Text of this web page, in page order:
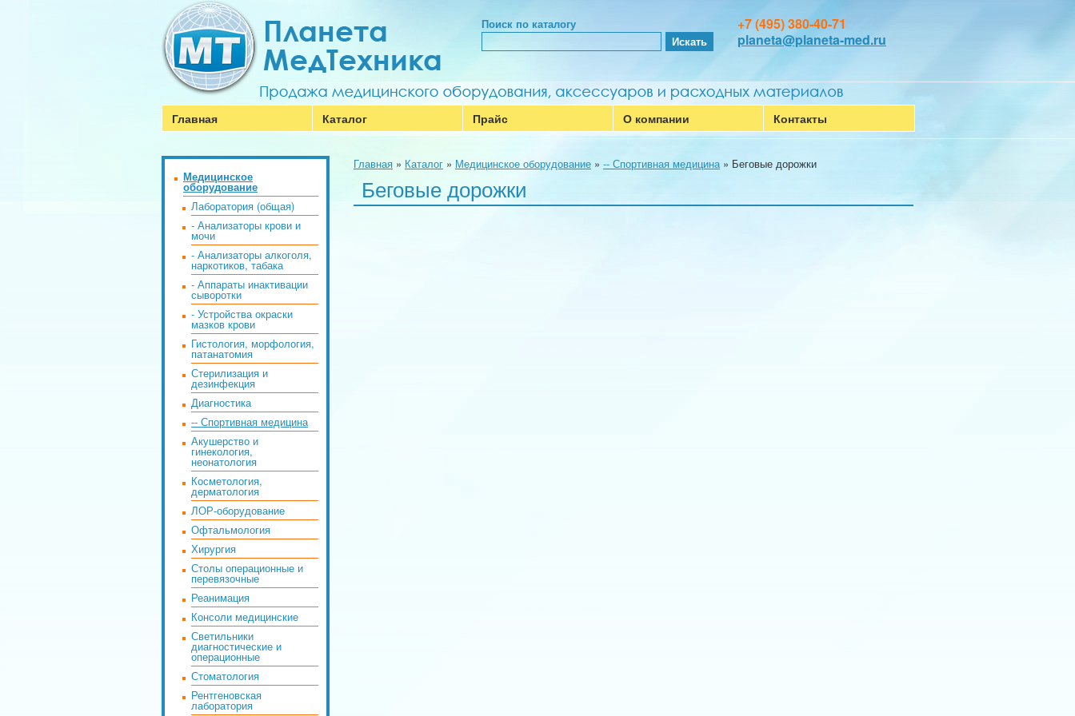
Поиск по каталогу
+7 (495) 380-40-71
planeta@planeta-med.ru
Главная Каталог Прайс О компании Контакты
Главная » Каталог » Медицинское оборудование » -- Спортивная медицина» Беговые дорожки
Беговые дорожки
Медицинское
оборудование
Лаборатория (общая)
- Анализаторы крови и
мочи
- Анализаторы алкоголя,
наркотиков, табака
- Аппараты инактивации
сыворотки
- Устройства окраски
мазков крови
Гистология, морфология,
патанатомия
Стерилизация и
дезинфекция
Диагностика
-- Спортивная медицина
Акушерство и
гинекология,
неонатология
Косметология,
дерматология
ЛОР-оборудование
Офтальмология
Хирургия
Столы операционные и
перевязочные
Реанимация
Консоли медицинские
Светильники
диагностические и
операционные
Стоматология
Рентгеновская
лаборатория